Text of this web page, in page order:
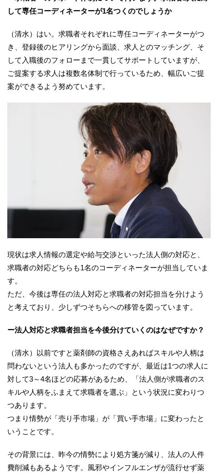
して専任コーディネーターが1名つくのでしょうか
（清水）はい。求職者それぞれに専任コーディネーターがつ
き、登録後のヒアリングから面談、求人とのマッチング、そ
して入職後のフォローまで一貫してサポートしていますが、
ご提案する求人は複数名体制で行っているため、幅広いご提
案ができるよう努めています。
現状は求人情報の選定や給与交渉といった法人側の対応と、
求職者の対応どちらも1名のコーディネーターが担当していま
す。
ただ、今後は専任の法人対応と求職者の対応担当を分けよう
と考えており、少しずつそちらへの移管を図っています。
ー法人対応と求職者担当を今後分けていくのはなぜですか？
（清水）以前ですと薬剤師の資格さえあればスキルや人柄は
問わないという法人も多かったのですが、最近は1つの求人に
対して3～4名ほどの応募があるため、「法人側が求職者のス
キルや人柄をふまえて求職者を選ぶ」という状況に変わりつ
つあります。
つまり情勢が「売り手市場」が「買い手市場」に変わったと
いうことです。
その背景には、昨今の情勢により処方箋が減り、法人の人件
費削減もあるようです。風邪やインフルエンザが流行せず薬